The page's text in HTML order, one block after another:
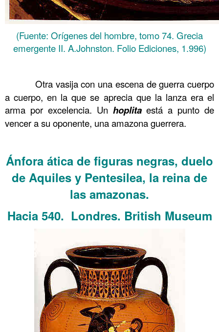
(Fuente: Orígenes del hombre, tomo 74. Grecia
emergente II. A.Johnston. Folio Ediciones, 1.996)
Otra vasija con una escena de guerra cuerpo
a cuerpo, en la que se aprecia que la lanza era el
arma por excelencia. Un hoplitaestá a punto de
vencer a su oponente, una amazona guerrera.
Ánfora ática de figuras negras, duelo
de Aquiles y Pentesilea, la reina de
las amazonas.
Hacia 540. Londres. British Museum